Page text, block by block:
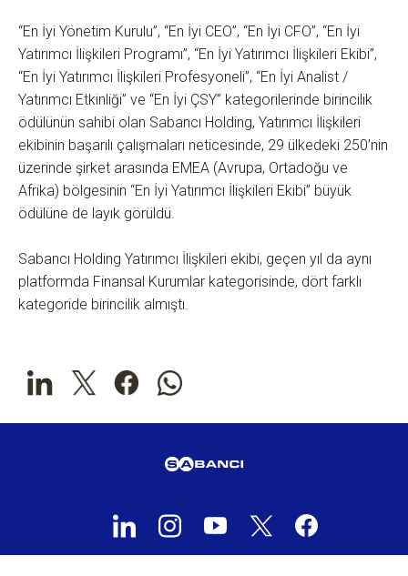
“En İyi Yönetim Kurulu”, “En İyi CEO”, “En İyi CFO”, “En İyi
Yatırımcı İlişkileri Programı”, “En İyi Yatırımcı İlişkileri Ekibi”,
“En İyi Yatırımcı İlişkileri Profesyoneli”, “En İyi Analist /
Yatırımcı Etkinliği” ve “En İyi ÇSY” kategorilerinde birincilik
ödülünün sahibi olan Sabancı Holding, Yatırımcı İlişkileri
ekibinin başarılı çalışmaları neticesinde, 29 ülkedeki 250’nin
üzerinde şirket arasında EMEA (Avrupa, Ortadoğu ve
Afrika) bölgesinin “En İyi Yatırımcı İlişkileri Ekibi” büyük
ödülüne de layık görüldü.
Sabancı Holding Yatırımcı İlişkileri ekibi, geçen yıl da aynı
platformda Finansal Kurumlar kategorisinde, dört farklı
kategoride birincilik almıştı.